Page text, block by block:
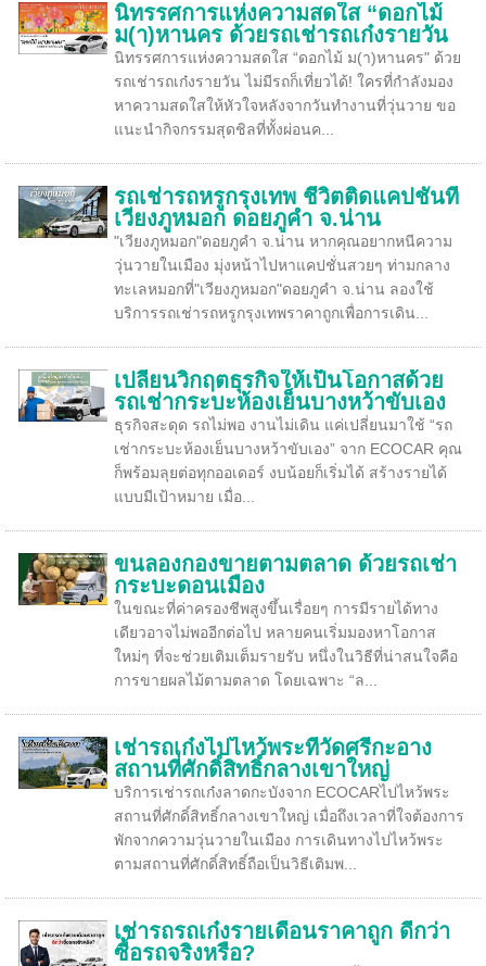
นิทรรศการแห่งความสดใส “ดอกไม้
ม(า)หานคร ด้วยรถเช่ารถเก๋งรายวัน
นิทรรศการแห่งความสดใส “ดอกไม้ ม(า)หานคร" ด้วย
รถเช่ารถเก๋งรายวัน ไม่มีรถก็เที่ยวได้! ใครที่กำลังมอง
หาความสดใสให้หัวใจหลังจากวันทำงานที่วุ่นวาย ขอ
แนะนำกิจกรรมสุดชิลที่ทั้งผ่อนค...
รถเช่ารถหรูกรุงเทพ ชีวิตติดแคปชั่นที่
เวียงภูหมอก ดอยภูคำ จ.น่าน
"เวียงภูหมอก"ดอยภูคำ จ.น่าน หากคุณอยากหนีความ
วุ่นวายในเมือง มุ่งหน้าไปหาแคปชั่นสวยๆ ท่ามกลาง
ทะเลหมอกที่"เวียงภูหมอก"ดอยภูคำ จ.น่าน ลองใช้
บริการรถเช่ารถหรูกรุงเทพราคาถูกเพื่อการเดิน...
เปลี่ยนวิกฤตธุรกิจให้เป็นโอกาสด้วย
รถเช่ากระบะห้องเย็นบางหว้าขับเอง
ธุรกิจสะดุด รถไม่พอ งานไม่เดิน แค่เปลี่ยนมาใช้ “รถ
เช่ากระบะห้องเย็นบางหว้าขับเอง” จาก ECOCAR คุณ
ก็พร้อมลุยต่อทุกออเดอร์ งบน้อยก็เริ่มได้ สร้างรายได้
แบบมีเป้าหมาย เมื่อ...
ขนลองกองขายตามตลาด ด้วยรถเช่า
กระบะดอนเมือง
ในขณะที่ค่าครองชีพสูงขึ้นเรื่อยๆ การมีรายได้ทาง
เดียวอาจไม่พออีกต่อไป หลายคนเริ่มมองหาโอกาส
ใหม่ๆ ที่จะช่วยเติมเต็มรายรับ หนึ่งในวิธีที่น่าสนใจคือ
การขายผลไม้ตามตลาด โดยเฉพาะ “ล...
เช่ารถเก๋งไปไหว้พระที่วัดศรีกะอาง
สถานที่ศักดิ์สิทธิ์กลางเขาใหญ่
บริการเช่ารถเก๋งลาดกะบังจาก ECOCARไปไหว้พระ
สถานที่ศักดิ์สิทธิ์กลางเขาใหญ่ เมื่อถึงเวลาที่ใจต้องการ
พักจากความวุ่นวายในเมือง การเดินทางไปไหว้พระ
ตามสถานที่ศักดิ์สิทธิ์ถือเป็นวิธีเติมพ...
เช่ารถรถเก๋งรายเดือนราคาถูก ดีกว่า
ซื้อรถจริงหรือ?